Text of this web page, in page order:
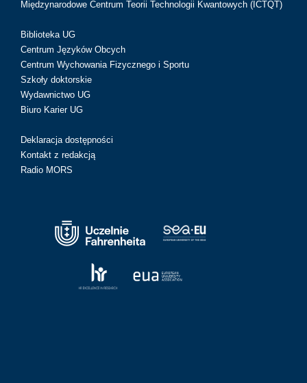
Międzynarodowe Centrum Teorii Technologii Kwantowych (ICTQT)
Biblioteka UG
Centrum Języków Obcych
Centrum Wychowania Fizycznego i Sportu
Szkoły doktorskie
Wydawnictwo UG
Biuro Karier UG
Deklaracja dostępności
Kontakt z redakcją
Radio MORS